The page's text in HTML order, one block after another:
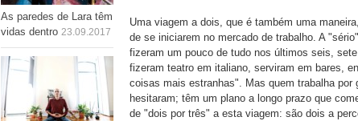
As paredes de Lara têm
vidas dentro 23.09.2017
Uma viagem a dois, que é também uma
de se iniciarem no mercado de trabalho. A
fizeram um pouco de tudo nos últimos seis,
fizeram teatro em italiano, serviram em bares,
coisas mais estranhas". Mas quem trabalha por
hesitaram; têm um plano a longo prazo que
de "dois por três" a esta viagem: são dois a